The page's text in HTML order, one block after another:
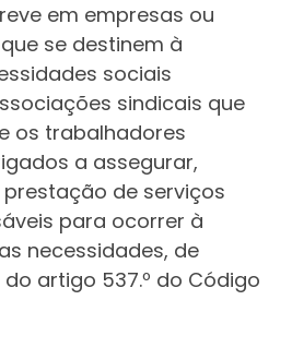
em empresas ou
se destinem à
sociais
sindicais que
os trabalhadores
a assegurar,
de serviços
para ocorrer à
necessidades, de
do artigo 537.º do Código